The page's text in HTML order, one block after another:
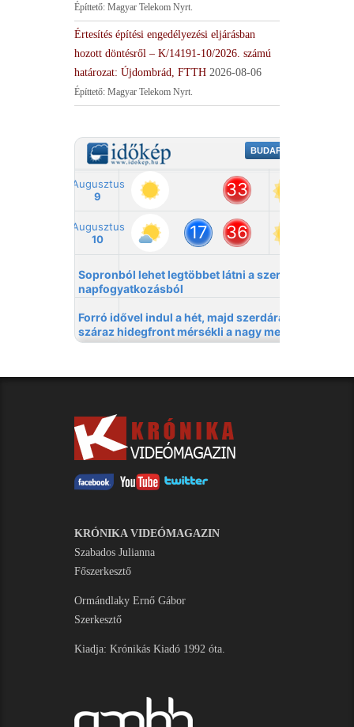
Építtető: Magyar Telekom Nyrt.
Értesítés építési engedélyezési eljárásban
hozott döntésről – K/14191-10/2026. számú
határozat: Újdombrád, FTTH 2026-08-06
Építtető: Magyar Telekom Nyrt.
KRÓNIKA VIDEÓMAGAZIN
Szabados Julianna
Főszerkesztő
Ormándlaky Ernő Gábor
Szerkesztő
Kiadja: Krónikás Kiadó 1992 óta.